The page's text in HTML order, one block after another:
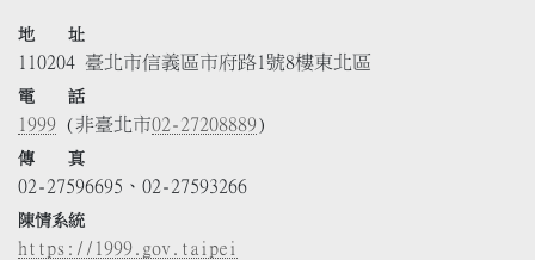
地 址
110204 臺北市信義區市府路1號8樓東北區
電 話
1999 (非臺北市02-27208889)
傳 真
02-27596695、02-27593266
陳情系統
https://1999.gov.taipei